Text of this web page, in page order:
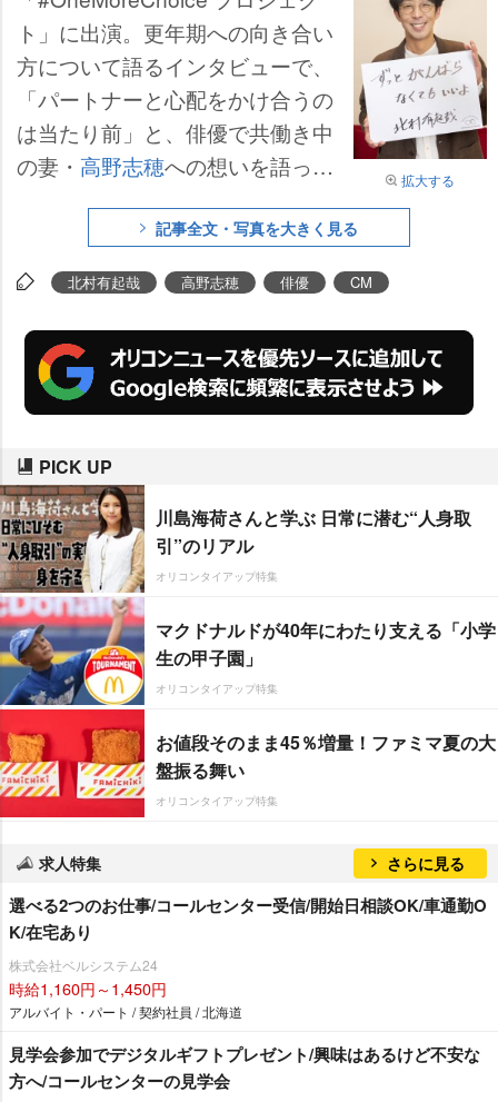
拡大する
ト」に出演。更年期への向き合い
方について語るインタビューで、
「パートナーと心配をかけ合うの
は当たり前」と、俳優で共働き中
の妻・ 高野志穂への想いを語っ
記事全文・写真を大きく見る
北村有起哉 高野志穂 俳優 CM
PICK UP
川島海荷さんと学ぶ 日常に潜む“人身取
引”のリアル
オリコンタイアップ特集
マクドナルドが40年にわたり支える「小学
生の甲子園」
オリコンタイアップ特集
お値段そのまま45％増量！ファミマ夏の大
盤振る舞い
オリコンタイアップ特集
求人特集 さらに見る
選べる2つのお仕事/コールセンター受信/開始日相談OK/車通勤O
K/在宅あり
株式会社ベルシステム24
時給1,160円～1,450円
アルバイト・パート / 契約社員 / 北海道
見学会参加でデジタルギフトプレゼント/興味はあるけど不安な
方へ/コールセンターの見学会